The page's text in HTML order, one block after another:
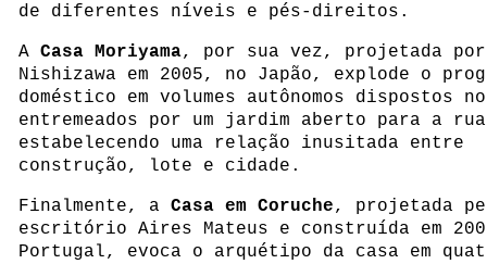
de diferentes níveis e pés-direitos.
A Casa Moriyama, por sua vez, projetada por
Nishizawa em 2005, no Japão, explode o
doméstico em volumes autônomos dispostos
entremeados por um jardim aberto para a
estabelecendo uma relação inusitada entre
construção, lote e cidade.
Finalmente, a Casa em Coruche, projetada
escritório Aires Mateus e construída em
Portugal, evoca o arquétipo da casa em